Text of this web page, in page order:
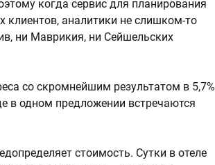
когда сервис для планирования
клиентов, аналитики не слишком-то
ни Маврикия, ни Сейшельских
со скромнейшим результатом в 5,7%
в одном предложении встречаются
стоимость. Сутки в отеле